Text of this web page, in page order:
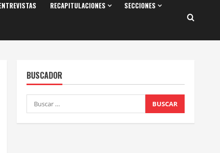
RECAPITULACIONES SECCIONES
BUSCADOR
Buscar: